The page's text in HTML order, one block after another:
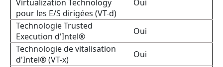
Virtualization Technology
pour les E/S dirigées (VT-d)
Oui
Technologie Trusted
Execution d'Intel®
Oui
Technologie de vitalisation
d'Intel® (VT-x)
Oui